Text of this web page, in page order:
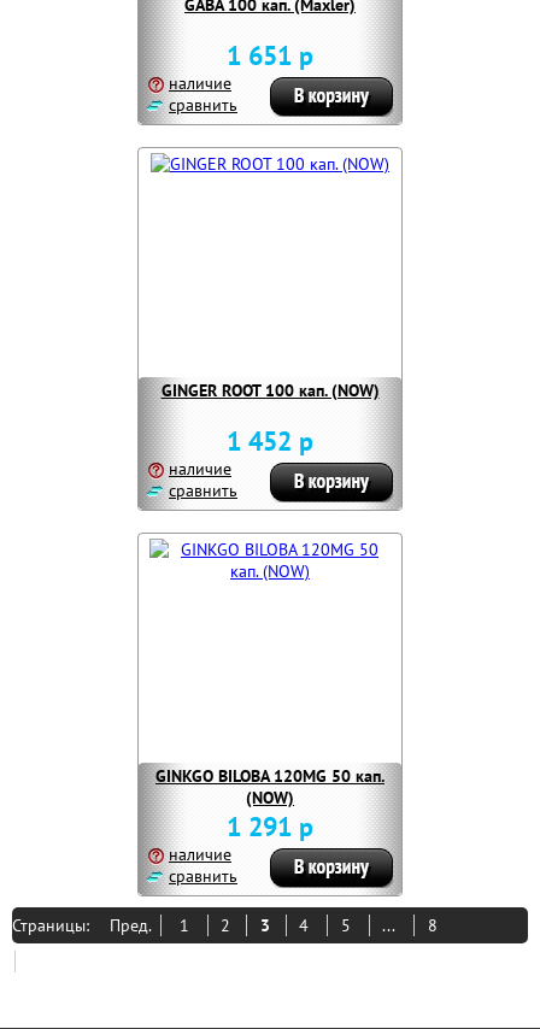
GABA 100 кап. (Maxler)
1 651 р
наличие
сравнить
GINGER ROOT 100 кап. (NOW)
1 452 р
наличие
сравнить
GINKGO BILOBA 120MG 50 кап.
(NOW)
1 291 р
наличие
сравнить
Страницы: Пред. 1 2 3 4 5 ...
8